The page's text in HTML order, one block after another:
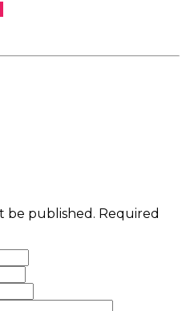
be published. Required